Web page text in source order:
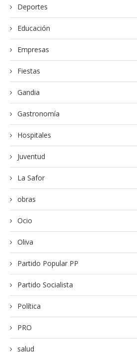
Deportes
Educación
Empresas
Fiestas
Gandia
Gastronomía
Hospitales
Juventud
La Safor
obras
Ocio
Oliva
Partido Popular PP
Partido Socialista
Política
PRO
salud